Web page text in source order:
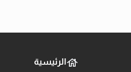
الرئيسية